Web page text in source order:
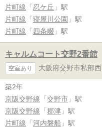
片町線 「 忍ケ丘 」駅
片町線 「 寝屋川公園 」駅
片町線 「 四条畷 」駅
キャルムコート交野2番館
空室あり 大阪府交野市私部西
築2年
京阪交野線 「 交野市 」駅
京阪交野線 「 郡津 」駅
片町線 「 河内磐船 」駅